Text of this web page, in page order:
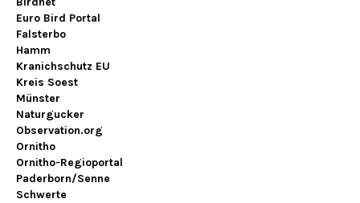
Euro Bird Portal
Falsterbo
Hamm
Kranichschutz EU
Kreis Soest
Münster
Naturgucker
Observation.org
Ornitho
Ornitho-Regioportal
Paderborn/Senne
Schwerte